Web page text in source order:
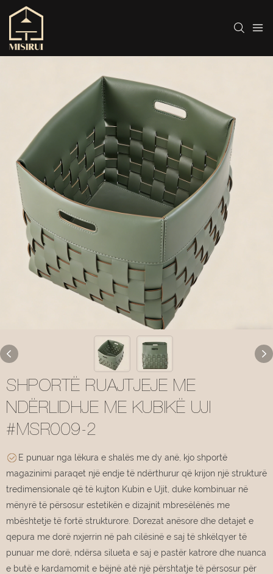
SHPORTË RUAJTJEJE ME
NDËRLIDHJE ME KUBIKË UJI
#MSR009-2
E punuar nga lëkura e shalës me dy anë, kjo shportë
magazinimi paraqet një endje të ndërthurur që krijon një strukturë
tredimensionale që të kujton Kubin e Ujit, duke kombinuar në
mënyrë të përsosur estetikën e dizajnit mbresëlënës me
mbështetje të fortë strukturore. Dorezat anësore dhe detajet e
qepura me dorë nxjerrin në pah cilësinë e saj të shkëlqyer të
punuar me dorë, ndërsa silueta e saj e pastër katrore dhe nuanca
e butë e kardamomit e bëjnë atë një përshtatje të përsosur për